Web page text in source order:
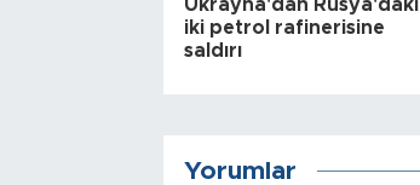
Ukrayna'dan Rusya'daki
iki petrol rafinerisine
saldırı
Yorumlar